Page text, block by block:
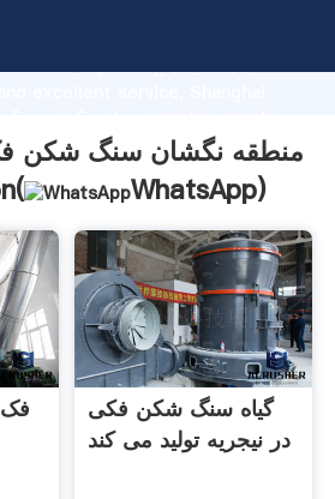
capability, advanced
to all of customers.
منطقه نگشان سنگ شکن
WhatsApp)
گیاه سنگ شکن فکی
در نیجریه تولید می کند